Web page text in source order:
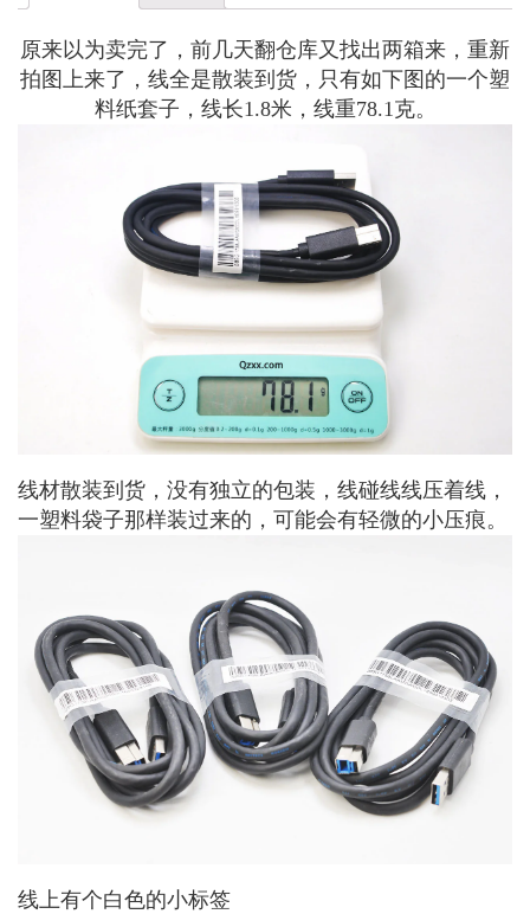
原来以为卖完了，前几天翻仓库又找出两箱来，重新
拍图上来了，线全是散装到货，只有如下图的一个塑
料纸套子，线长1.8米，线重78.1克。
线材散装到货，没有独立的包装，线碰线线压着线，
一塑料袋子那样装过来的，可能会有轻微的小压痕。
线上有个白色的小标签